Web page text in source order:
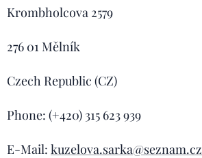
Krombholcova 2579
276 01 Mělník
Czech Republic (CZ)
Phone: (+420) 315 623 939
E-Mail: kuzelova.sarka@seznam.cz